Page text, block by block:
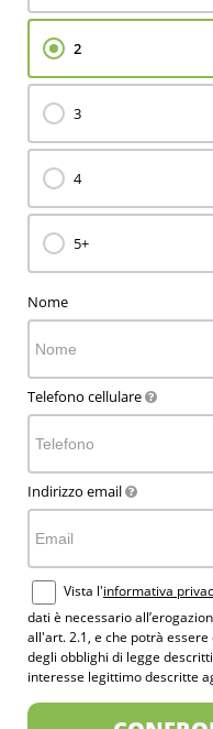
2
3
4
5+
Nome
Telefono cellulare
Indirizzo email
Vista l'informativa
dati è necessario
all'art. 2.1, e che potrà
degli obblighi di legge
interesse legittimo descritte